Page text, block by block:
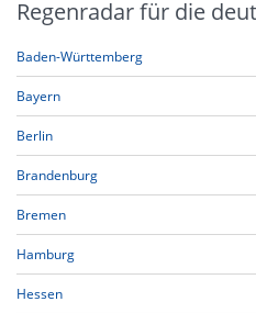
Regenradar für die
Baden-Württemberg
Bayern
Berlin
Brandenburg
Bremen
Hamburg
Hessen